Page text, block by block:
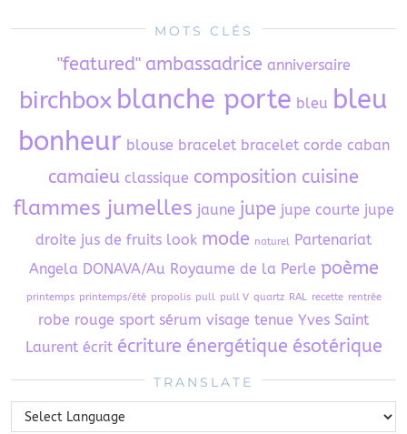
MOTS CLÉS
"featured" ambassadrice anniversaire
birchbox blanche porte bleu bleu
bonheur blouse bracelet bracelet corde caban
camaieu classique composition cuisine
flammes jumelles jaune jupe jupe courte jupe
droite jus de fruits look mode naturel
Partenariat
Angela DONAVA/Au Royaume de la Perle poème
printemps printemps/été propolis pull pull V quartz RAL recette rentrée
robe rouge sport sérum visage tenue Yves Saint
Laurent écrit écriture énergétique ésotérique
TRANSLATE